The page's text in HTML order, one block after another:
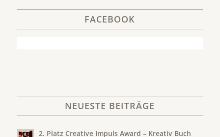
FACEBOOK
NEUESTE BEITRÄGE
2. Platz Creative Impuls Award – Kreativ Buch